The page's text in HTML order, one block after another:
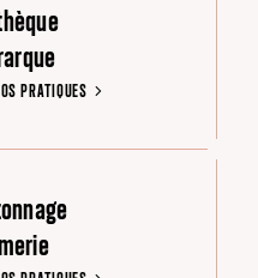
PRATIQUES